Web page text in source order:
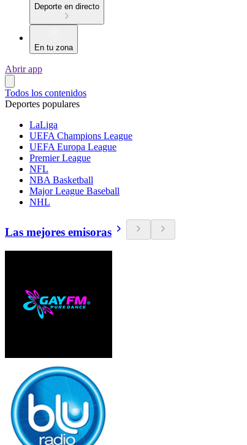
Deporte en directo
En tu zona
Abrir app
Todos los contenidos
Deportes populares
LaLiga
UEFA Champions League
UEFA Europa League
Premier League
NFL
NBA Basketball
Major League Baseball
NHL
Las mejores emisoras